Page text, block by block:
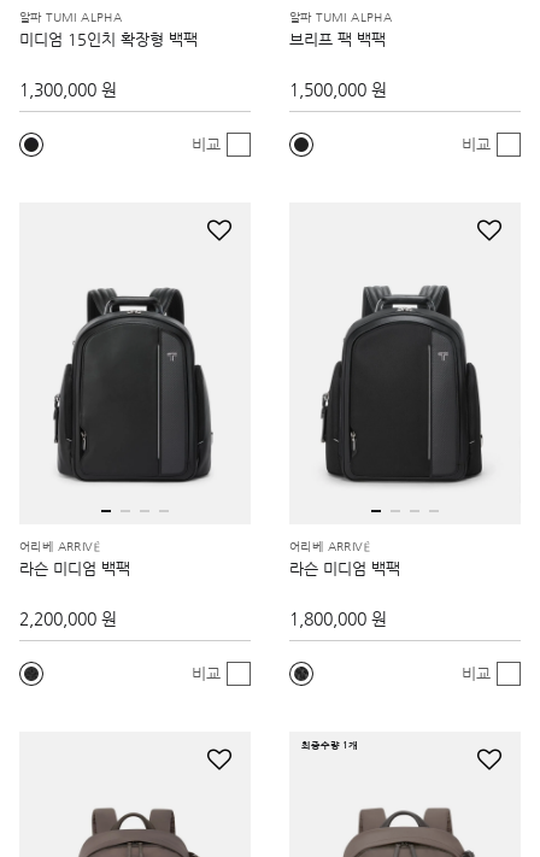
알파 TUMI ALPHA
미디엄 15인치 확장형 백팩
1,300,000 원
비교
알파 TUMI ALPHA
브리프 팩 백팩
1,500,000 원
비교
어리베 ARRIVÉ
라슨 미디엄 백팩
2,200,000 원
비교
어리베 ARRIVÉ
라슨 미디엄 백팩
1,800,000 원
비교
최종수량 1개